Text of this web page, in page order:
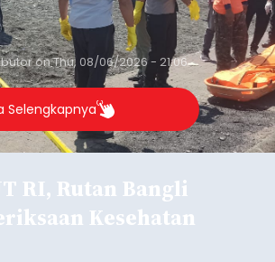
onThu, 08/06/2026 - 21:06
Selengkapnya
RI, Rutan Bangli
Kesehatan